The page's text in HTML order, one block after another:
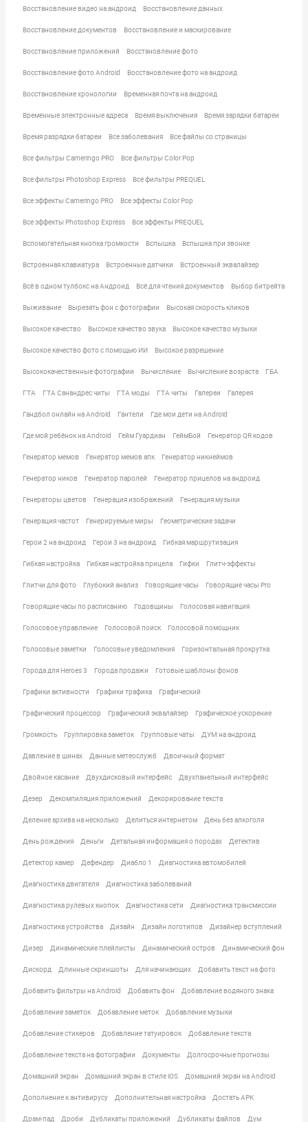
Восстановление видео на андроид Восстановление данных
Восстановление документов Восстановление и маскирование
Восстановление приложений Восстановление фото
Восстановление фото Android Восстановление фото на андроид
Восстановление хронологии Временная почта на андроид
Временные электронные адреса Время выключения Время зарядки батареи
Время разрядки батареи Все заболевания Все файлы со страницы
Все фильтры Cameringo PRO Все фильтры Color Pop
Все фильтры Photoshop Express Все фильтры PREQUEL
Все эффекты Cameringo PRO Все эффекты Color Pop
Все эффекты Photoshop Express Все эффекты PREQUEL
Вспомогательная кнопка громкости Вспышка Вспышка при звонке
Встроенная клавиатура Встроенные датчики Встроенный эквалайзер
Всё в одном тулбокс на Андроид Всё для чтения документов Выбор битрейта
Выживание Вырезать фон с фотографии Высокая скорость кликов
Высокое качество Высокое качество звука Высокое качество музыки
Высокое качество фото с помощью ИИ Высокое разрешение
Высококачественные фотографии Вычисление Вычисление возраста ГБА
ГТА ГТА Санандрес читы ГТА моды ГТА читы Галереи Галерея
Гандбол онлайн на Android Гантели Где мои дети на Android
Где мой ребёнок на Android Гейм Гуардиан ГеймБой Генератор QR кодов
Генератор мемов Генератор мемов апк Генератор никнеймов
Генератор ников Генератор паролей Генератор прицелов на андроид
Генераторы цветов Генерация изображений Генерация музыки
Генерация частот Генерируемые миры Геометрические задачи
Герои 2 на андроид Герои 3 на андроид Гибкая маршрутизация
Гибкая настройка Гибкая настройка прицела Гифки Глитч-эффекты
Глитчи для фото Глубокий анализ Говорящие часы Говорящие часы Pro
Говорящие часы по расписанию Годовщины Голосовая навигация
Голосовое управление Голосовой поиск Голосовой помощник
Голосовые заметки Голосовые уведомления Горизонтальная прокрутка
Города для Heroes 3 Города продажи Готовые шаблоны фонов
Графики активности Графики трафика Графический
Графический процессор Графический эквалайзер Графическое ускорение
Громкость Группировка заметок Групповые чаты ДУМ на андроид
Давление в шинах Данные метеослужб Двоичный формат
Двойное касание Двухдисковый интерфейс Двухпанельный интерфейс
Дезер Декомпиляция приложений Декорирование текста
Деление архива на несколько Делиться интернетом День без алкоголя
День рождения Деньги Детальная информация о породах Детектив
Детектор камер Дефендер Диабло 1 Диагностика автомобилей
Диагностика двигателя Диагностика заболеваний
Диагностика рулевых кнопок Диагностика сети Диагностика трансмиссии
Диагностика устройства Дизайн Дизайн логотипов Дизайнер вступлений
Дизер Динамические плейлисты Динамический остров Динамический фон
Дискорд Длинные скриншоты Для начинающих Добавить текст на фото
Добавить фильтры на Android Добавить фон Добавление водяного знака
Добавление заметок Добавление меток Добавление музыки
Добавление стикеров Добавление татуировок Добавление текста
Добавление текста на фотографии Документы Долгосрочные прогнозы
Домашний экран Домашний экран в стиле iOS Домашний экран на Android
Дополнение к антивирусу Дополнительная настройка Достать APK
Драм-пад Дроби Дубликаты приложений Дубликаты файлов Дум